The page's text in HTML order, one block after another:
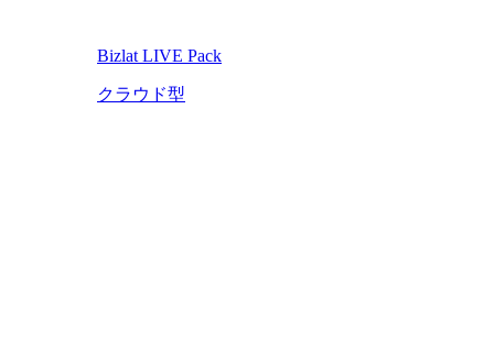
Bizlat LIVE Pack
クラウド型